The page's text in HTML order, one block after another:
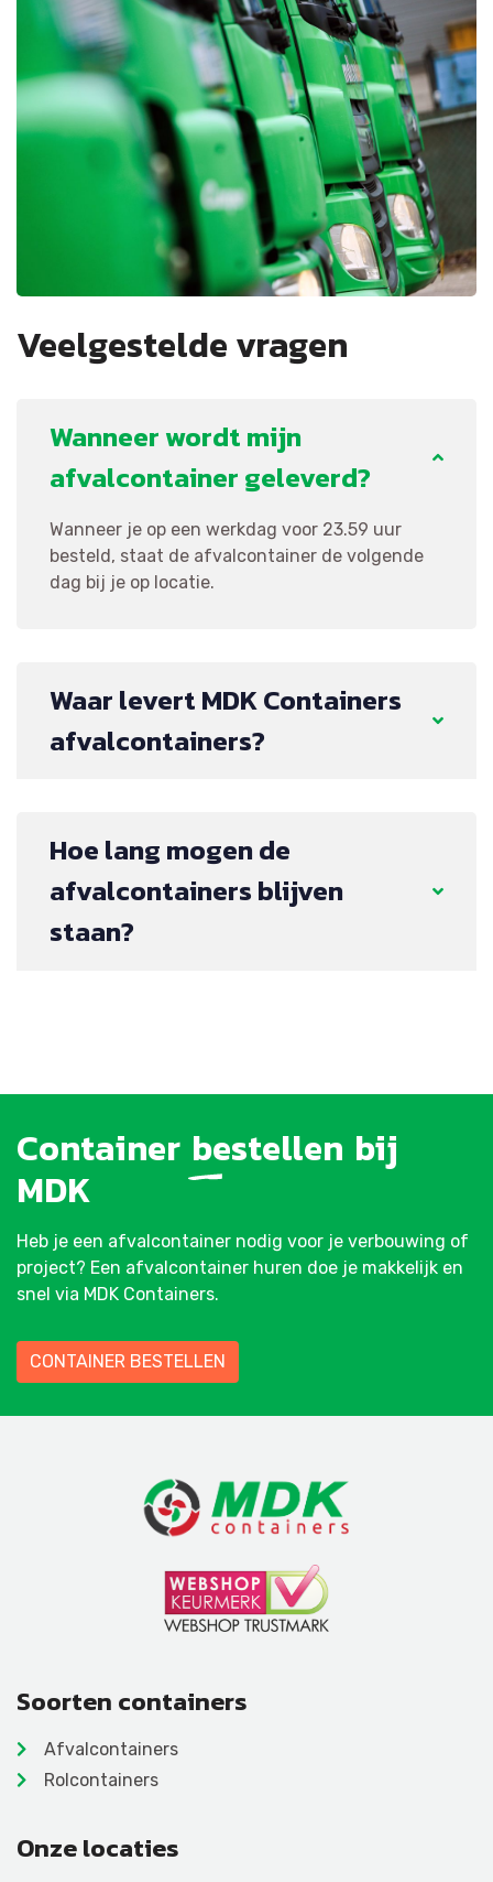
Veelgestelde vragen
Wanneer wordt mijn
afvalcontainer geleverd?
Wanneer je op een werkdag voor 23.59 uur
besteld, staat de afvalcontainer de volgende
dag bij je op locatie.
Waar levert MDK Containers
afvalcontainers?
Hoe lang mogen de
afvalcontainers blijven
staan?
Container bestellen bij
MDK
Heb je een afvalcontainer nodig voor je verbouwing of
project? Een afvalcontainer huren doe je makkelijk en
snel via MDK Containers.
CONTAINER BESTELLEN
Soorten containers
Afvalcontainers
Rolcontainers
Onze locaties